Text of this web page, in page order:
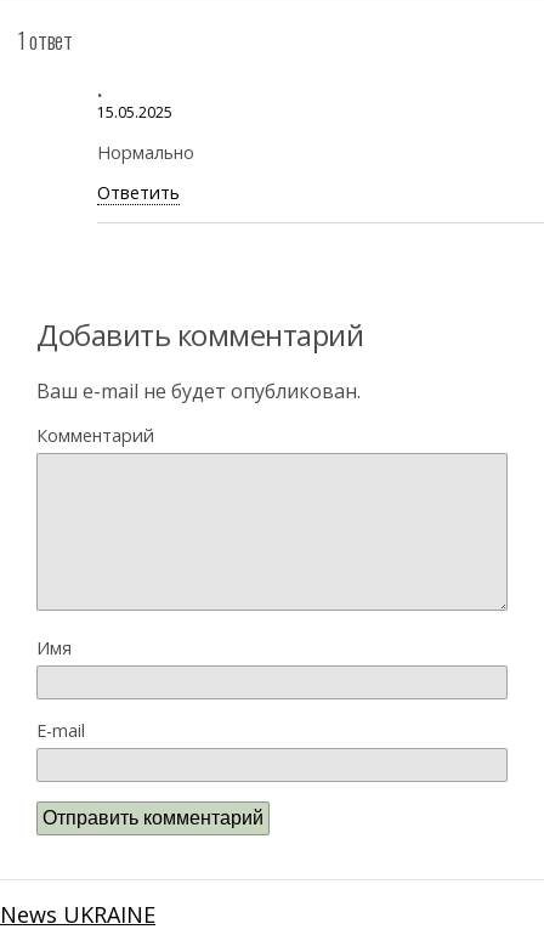
1 ответ
.
15.05.2025
Нормально
Ответить
Добавить комментарий
Ваш e-mail не будет опубликован.
Комментарий
Имя
E-mail
News UKRAINE